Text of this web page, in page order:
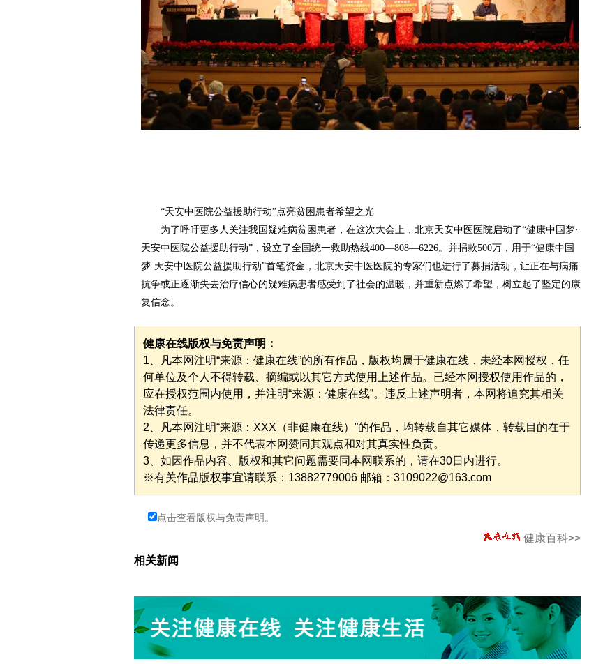
“天安中医院公益援助行动”点亮贫困患者希望之光
为了呼吁更多人关注我国疑难病贫困患者，在这次大会上，北京天安中医医院启动了“健康中国梦·
天安中医院公益援助行动”，设立了全国统一救助热线400—808—6226。并捐款500万，用于“健康中国
梦·天安中医院公益援助行动”首笔资金，北京天安中医医院的专家们也进行了募捐活动，让正在与病痛
抗争或正逐渐失去治疗信心的疑难病患者感受到了社会的温暖，并重新点燃了希望，树立起了坚定的康
复信念。
健康在线版权与免责声明：
1、凡本网注明“来源：健康在线”的所有作品，版权均属于健康在线，未经本网授权，任
何单位及个人不得转载、摘编或以其它方式使用上述作品。已经本网授权使用作品的，
应在授权范围内使用，并注明“来源：健康在线”。违反上述声明者，本网将追究其相关
法律责任。
2、凡本网注明“来源：XXX（非健康在线）”的作品，均转载自其它媒体，转载目的在于
传递更多信息，并不代表本网赞同其观点和对其真实性负责。
3、如因作品内容、版权和其它问题需要同本网联系的，请在30日内进行。
※有关作品版权事宜请联系：13882779006 邮箱：3109022@163.com
点击查看版权与免责声明。
健康百科>>
相关新闻